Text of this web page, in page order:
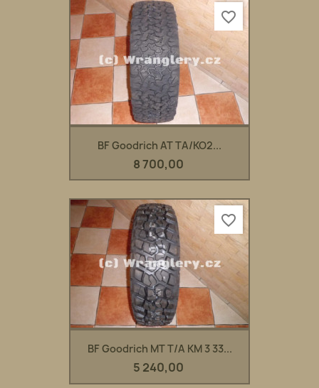
BF Goodrich AT TA/KO2...
8 700,00
favorite_border
BF Goodrich MT T/A KM 3 33...
5 240,00
favorite_border